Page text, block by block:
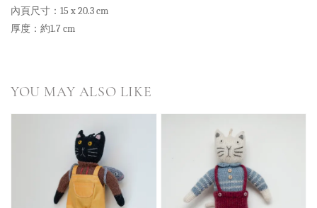
內頁尺寸：15 x 20.3 cm
厚度：約1.7 cm
YOU MAY ALSO LIKE